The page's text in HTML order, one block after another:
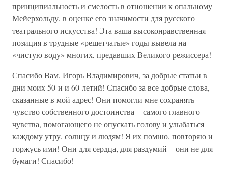
принципиальность и смелость в отношении к опальному
Мейерхольду, в оценке его значимости для русского
театрального искусства! Эта ваша высоконравственная
позиция в трудные «решетчатые» годы вывела на
«чистую воду» многих, предавших Великого режиссера!
Спасибо Вам, Игорь Владимирович, за добрые статьи в
дни моих 50-и и 60-летий! Спасибо за все добрые слова,
сказанные в мой адрес! Они помогли мне сохранять
чувство собственного достоинства – самого главного
чувства, помогающего не опускать голову и улыбаться
каждому утру, солнцу и людям! Я их помню, повторяю и
горжусь ими! Они для сердца, для раздумий – они не для
бумаги! Спасибо!